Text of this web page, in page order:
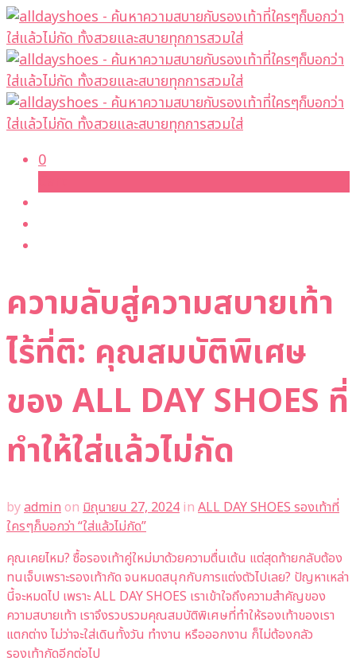
0
ความลับสู่ความสบายเท้า
ไร้ที่ติ: คุณสมบัติพิเศษ
ของ ALL DAY SHOES ที่
ทำให้ใส่แล้วไม่กัด
byadminon มิถุนายน 27, 2024 in ALL DAY SHOES รองเท้าที่
ใครๆก็บอกว่า “ใส่แล้วไม่กัด”
คุณเคยไหม? ซื้อรองเท้าคู่ใหม่มาด้วยความตื่นเต้น แต่สุดท้ายกลับต้อง
ทนเจ็บเพราะรองเท้ากัด จนหมดสนุกกับการแต่งตัวไปเลย? ปัญหาเหล่า
นี้จะหมดไป เพราะ ALL DAY SHOES เราเข้าใจถึงความสำคัญของ
ความสบายเท้า เราจึงรวบรวมคุณสมบัติพิเศษที่ทำให้รองเท้าของเรา
แตกต่าง ไม่ว่าจะใส่เดินทั้งวัน ทำงาน หรือออกงาน ก็ไม่ต้องกลัว
รองเท้ากัดอีกต่อไป